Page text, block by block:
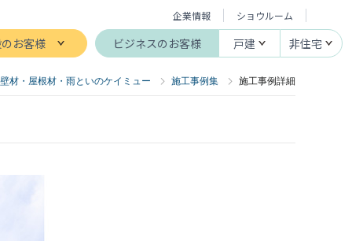
企業情報 ショウルーム
お客様 ビジネスのお客様 戸建 非住宅
材・屋根材・雨といのケイミュー 施工事例集 施工事例詳細